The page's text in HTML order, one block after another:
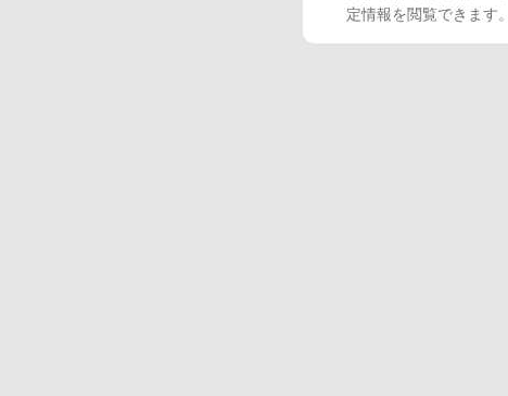
定情報を閲覧できます。